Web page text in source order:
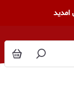
امدید